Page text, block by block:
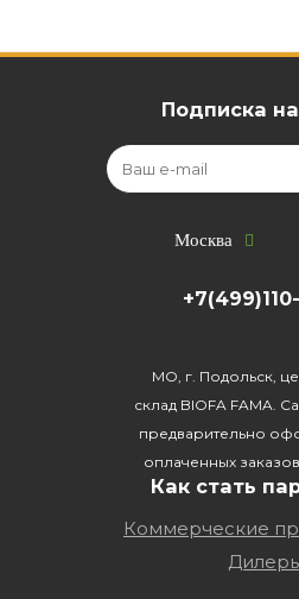
Подписка
Москва
МО, г. Подольск,
склад BIOFA FAMA.
предварительно
оплаченных
Как стать
Коммерческие